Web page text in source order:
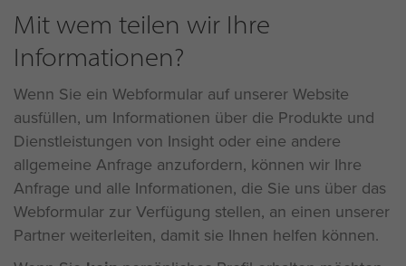
Mit wem teilen wir Ihre
Informationen?
Wenn Sie ein Webformular auf unserer Website
ausfüllen, um Informationen über die Produkte und
Dienstleistungen von Insight oder eine andere
allgemeine Anfrage anzufordern, können wir Ihre
Anfrage und alle Informationen, die Sie uns über das
Webformular zur Verfügung stellen, an einen unserer
Partner weiterleiten, damit sie Ihnen helfen können.